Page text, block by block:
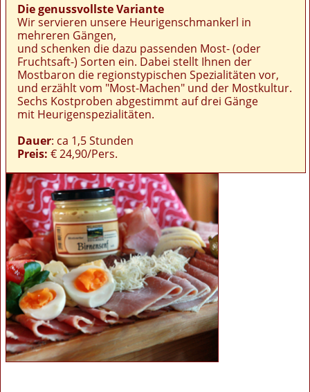
Die genussvollste Variante
Wir servieren unsere Heurigenschmankerl in
mehreren Gängen,
und schenken die dazu passenden Most- (oder
Fruchtsaft-) Sorten ein. Dabei stellt Ihnen der
Mostbaron die regionstypischen Spezialitäten vor,
und erzählt vom "Most-Machen" und der Mostkultur.
Sechs Kostproben abgestimmt auf drei Gänge
mit Heurigenspezialitäten.
Dauer: ca 1,5 Stunden
Preis: € 24,90/Pers.